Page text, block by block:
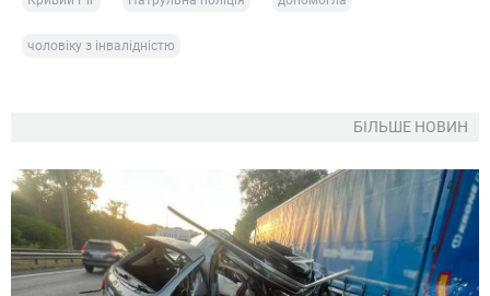
чоловіку з інвалідністю
БІЛЬШЕ НОВИН